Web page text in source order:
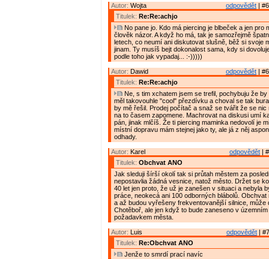
odpovědět |
Autor: Wojta
Titulek: Re:Re:achjo
No pane jo. Kdo má piercing je blbeček a jen pro
člověk názor. A když ho má, tak je samozřejmě
letech, co neumí ani diskutovat slušně, běž si svoje
jinam. Ty musíš bejt dokonalost sama, kdy si
podle toho jak vypadaj... :-)))))
odpovědět |
Autor: Dawid
Titulek: Re:Re:achjo
Ne, s tim xchatem jsem se trefil, pochybuju že by
měl takovouhle "cool" přezdívku a choval se tak
by mě řešil. Prodej počítač a snaž se tvářit že se nic
na to časem zapomene. Machrovat na diskusi umí
pán, jinak mlčíš. Že ti piercing maminka nedovolí je
místní dopravu mám stejnej jako ty, ale já z něj
odhady.
odpovědět |
Autor: Karel
Titulek: Obchvat ANO
Jak sleduji šírší okolí tak si průtah městem za
nepostavlia žádná vesnice, natož město. Držet se
40 let jen proto, že už je zanešen v situaci a nebyla
práce, neokecá ani 100 odborných blábolů.
a až budou vyřešeny frekventovanější silnice, může
Chotěboř, ale jen když to bude zaneseno v územním
požadavkem města.
odpovědět |
Autor: Luis
Titulek: Re:Obchvat ANO
Jenže to smrdí prací navíc